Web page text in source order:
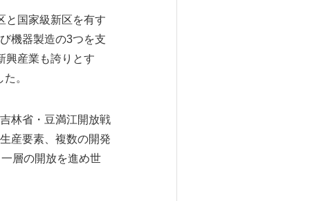
と国家級新区を有す
機器製造の3つを支
興産業も誇りとす
。
林省・豆満江開放戦
産要素、複数の開発
層の開放を進め世